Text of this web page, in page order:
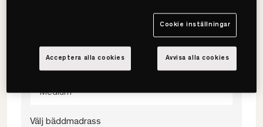
Välj fasthet
Medium
Välj bäddmadrass
Cookie inställningar
Avvisa alla cookies
Acceptera alla cookies